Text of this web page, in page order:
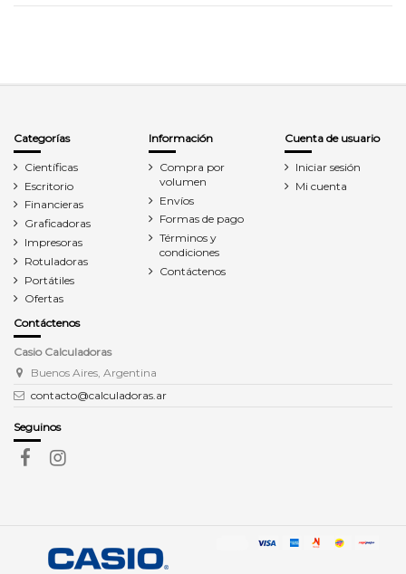
Categorías
Científicas
Escritorio
Financieras
Graficadoras
Impresoras
Rotuladoras
Portátiles
Ofertas
Información
Compra por
volumen
Envíos
Formas de pago
Términos y
condiciones
Contáctenos
Cuenta de usuario
Iniciar sesión
Mi cuenta
Contáctenos
Casio Calculadoras
Buenos Aires, Argentina
contacto@calculadoras.ar
Seguinos